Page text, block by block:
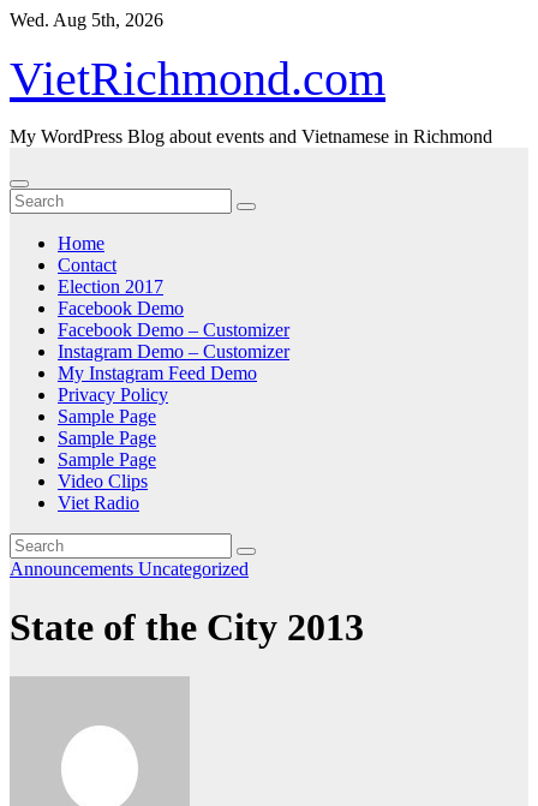
Skip
content
Wed. Aug 5th, 2026
VietRichmond.com
My WordPress Blog about events and Vietnamese in Richmond
Home
Contact
Election 2017
Facebook Demo
Facebook Demo – Customizer
Instagram Demo – Customizer
My Instagram Feed Demo
Privacy Policy
Sample Page
Sample Page
Sample Page
Video Clips
Viet Radio
Announcements Uncategorized
State of the City 2013